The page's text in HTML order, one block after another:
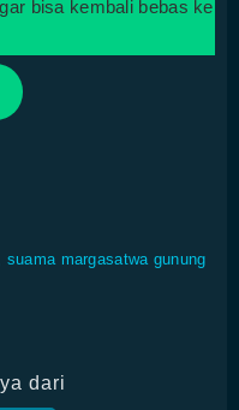
bisa kembali bebas ke
suama margasatwa gunung
dari